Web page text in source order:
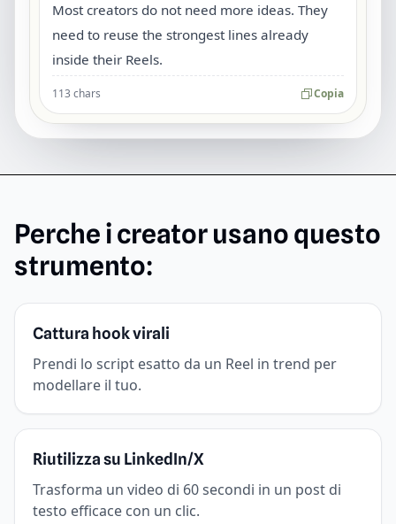
Most creators do not need more ideas. They
need to reuse the strongest lines already
inside their Reels.
113 chars Copia
Perche i creator usano questo
strumento:
Cattura hook virali
Prendi lo script esatto da un Reel in trend per
modellare il tuo.
Riutilizza su LinkedIn/X
Trasforma un video di 60 secondi in un post di
testo efficace con un clic.